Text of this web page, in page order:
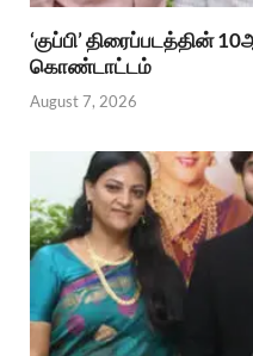
‘குப்பி’ திரைப்படத்தின்
கொண்டாட்டம்
August 7, 2026